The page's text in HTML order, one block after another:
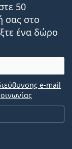
50
σας στο
ένα δώρο
e-mail